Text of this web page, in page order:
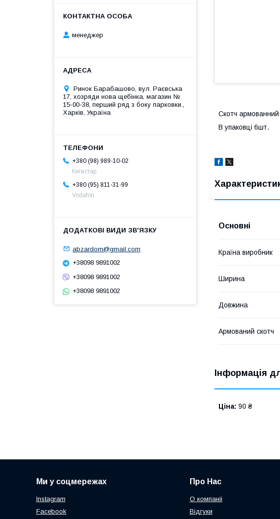
Скотч
В упаковці 6шт.
Основні
Країна виробник
Ширина
Довжина
Армований скотч
Інформація
Ціна: 90 ₴
менеджер
Ринок Барабашово, вул. Раєвська
17, хозряди нова щебінка, магазин №
15-00-38, перший ряд з боку парковки.,
Харків, Україна
+380 (98) 989-10-02
Київстар
+380 (95) 811-31-99
Vodafon
abzardom@gmail.com
+38098 9891002
+38098 9891002
+38098 9891002
Ми у соцмережах
Instagram
Facebook
Про Нас
О компаніі
Відгуки